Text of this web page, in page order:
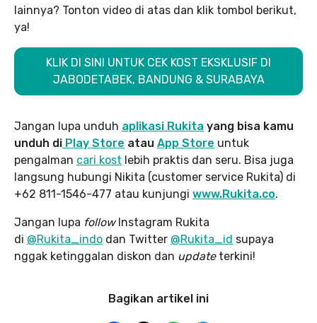
lainnya? Tonton video di atas dan klik tombol berikut,
ya!
KLIK DI SINI UNTUK CEK KOST EKSKLUSIF DI
JABODETABEK, BANDUNG & SURABAYA
Jangan lupa unduh aplikasi Rukita yang bisa kamu
unduh di Play Store atau App Store untuk
pengalman cari kost lebih praktis dan seru. Bisa juga
langsung hubungi Nikita (customer service Rukita) di
+62 811-1546-477 atau kunjungi www.Rukita.co.
Jangan lupa followInstagram Rukita
di @Rukita_indo dan Twitter @Rukita_id supaya
nggak ketinggalan diskon dan update terkini!
Bagikan artikel ini